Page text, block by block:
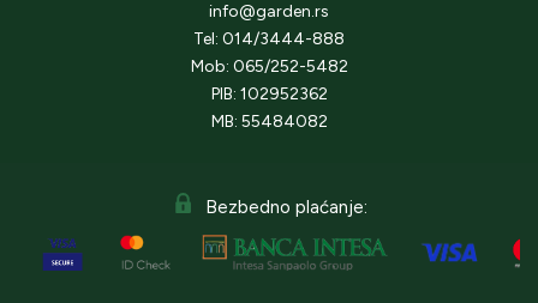
info@garden.rs
Tel: 014/3444-888
Mob: 065/252-5482
PIB: 102952362
MB: 55484082
Bezbedno plaćanje: